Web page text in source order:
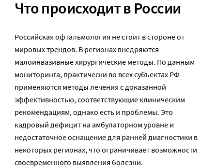
Что происходит в России
Российская офтальмология не стоит в стороне от
мировых трендов. В регионах внедряются
малоинвазивные хирургические методы. По данным
мониторинга, практически во всех субъектах РФ
применяются методы лечения с доказанной
эффективностью, соответствующие клиническим
рекомендациям, однако есть и проблемы. Это
кадровый дефицит на амбулаторном уровне и
недостаточное оснащение для ранней диагностики в
некоторых регионах, что ограничивает возможности
своевременного выявления болезни.